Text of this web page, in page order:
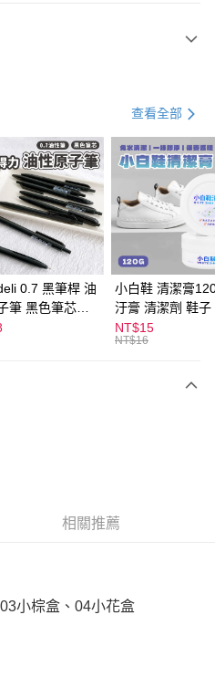
運費
運費
運費
)免運費
查看全部
0.7 黑筆桿 油
筆 黑色筆芯
小白鞋 清潔膏
汙膏 清潔劑 鞋子
漬 白皮鞋 鞋油
NT$15
NT$16
相關推薦
小棕盒、04小花盒